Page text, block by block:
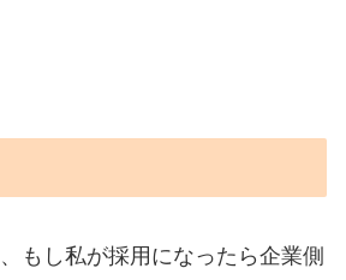
もし私が採用になったら企業側